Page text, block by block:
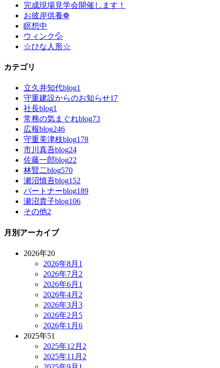
完成現場見学会開催します！
お彼岸供養❁
瞑想中
ウィンク💦
☆ひな人形☆
カテゴリ
立久井知代blog1
守重建設からのお知らせ17
社長blog1
常務の気まぐれblog73
広報blog246
守重美津枝blog178
市川真吾blog24
佐藤一郎blog22
林賢二blog570
瀬沼慎吾blog152
パートナーblog189
瀬沼貴子blog106
その他2
月別アーカイブ
2026年20
2026年8月 1
2026年7月 2
2026年6月 1
2026年4月 2
2026年3月 3
2026年2月 5
2026年1月 6
2025年51
2025年12月 2
2025年11月 2